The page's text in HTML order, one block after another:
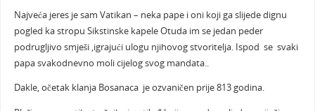
Najveća jeres je sam Vatikan – neka pape i oni koji ga slijede dignu
pogled ka stropu Sikstinske kapele Otuda im se jedan peder
podrugljivo smješi ,igrajući ulogu njihovog stvoritelja. Ispod se svaki
papa svakodnevno moli cijelog svog mandata..
Dakle, očetak klanja Bosanaca je ozvaničen prije 813 godina.